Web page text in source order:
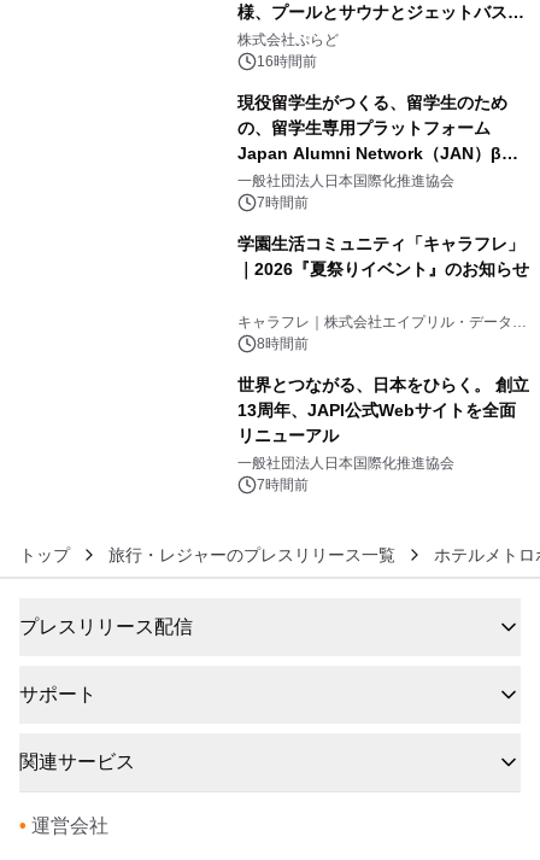
様、プールとサウナとジェットバス付
きで Villa Mon Temps AWAJIの連泊
素泊りプラン
株式会社ぷらど
16時間前
現役留学生がつくる、留学生のため
の、留学生専用プラットフォーム
Japan Alumni Network（JAN）β版
をリリース
一般社団法人日本国際化推進協会
7時間前
学園生活コミュニティ「キャラフレ」
｜2026『夏祭りイベント』のお知らせ
キャラフレ｜株式会社エイプリル・データ・
デザインズ
8時間前
世界とつながる、日本をひらく。 創立
13周年、JAPI公式Webサイトを全面
リニューアル
一般社団法人日本国際化推進協会
7時間前
トップ 旅行・レジャーのプレスリリース一覧 ホテルメト
プレスリリース配信
サポート
関連サービス
• 運営会社